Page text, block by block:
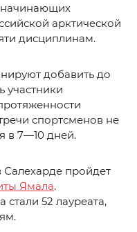
начинающих
арктической
дисциплинам.
добавить до
участники
спортсменов не
в 7—10 дней.
Салехарде пройдет
Ямала.
стали 52 лауреата,